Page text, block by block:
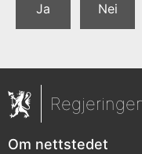
Ja Nei
Om nettstedet